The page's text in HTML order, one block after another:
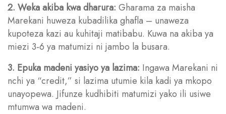
2. Weka akiba kwa dharura: Gharama za maisha
Marekani huweza kubadilika ghafla – unaweza
kupoteza kazi au kuhitaji matibabu. Kuwa na akiba ya
miezi 3-6 ya matumizi ni jambo la busara.
3. Epuka madeni yasiyo ya lazima: Ingawa Marekani ni
nchi ya “credit,” si lazima utumie kila kadi ya mkopo
unayopewa. Jifunze kudhibiti matumizi yako ili usiwe
mtumwa wa madeni.